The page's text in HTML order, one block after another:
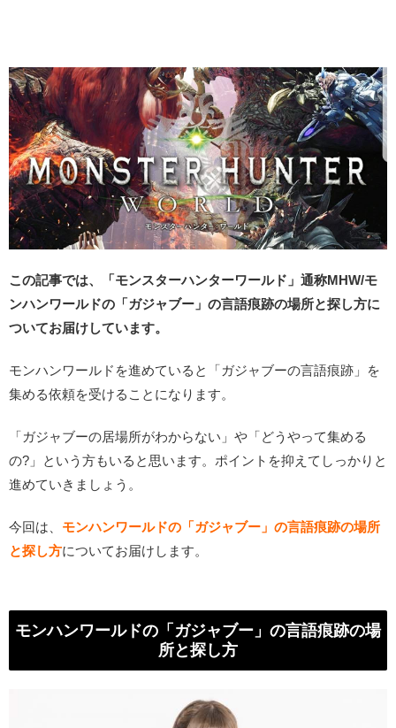
この記事では、「モンスターハンターワールド」通称MHW/モ
ンハンワールドの「ガジャブー」の言語痕跡の場所と探し方に
ついてお届けしています。
モンハンワールドを進めていると「ガジャブーの言語痕跡」を
集める依頼を受けることになります。
「ガジャブーの居場所がわからない」や「どうやって集める
の?」という方もいると思います。ポイントを抑えてしっかりと
進めていきましょう。
今回は、 モンハンワールドの「ガジャブー」の言語痕跡の場所
と探し方についてお届けします。
モンハンワールドの「ガジャブー」の言語痕跡の場
所と探し方